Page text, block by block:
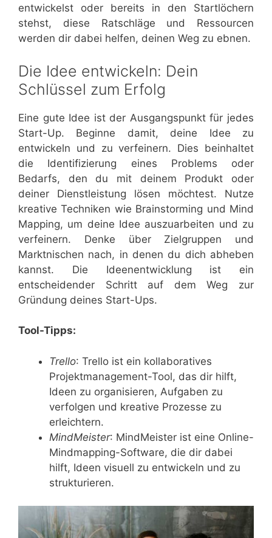
entwickelst oder bereits in den Startlöchern
stehst, diese Ratschläge und Ressourcen
werden dir dabei helfen, deinen Weg zu ebnen.
Die Idee entwickeln: Dein
Schlüssel zum Erfolg
Eine gute Idee ist der Ausgangspunkt für jedes
Start-Up. Beginne damit, deine Idee zu
entwickeln und zu verfeinern. Dies beinhaltet
die Identifizierung eines Problems oder
Bedarfs, den du mit deinem Produkt oder
deiner Dienstleistung lösen möchtest. Nutze
kreative Techniken wie Brainstorming und Mind
Mapping, um deine Idee auszuarbeiten und zu
verfeinern. Denke über Zielgruppen und
Marktnischen nach, in denen du dich abheben
kannst. Die Ideenentwicklung ist ein
entscheidender Schritt auf dem Weg zur
Gründung deines Start-Ups.
Tool-Tipps:
Trello: Trello ist ein kollaboratives
Projektmanagement-Tool, das dir hilft,
Ideen zu organisieren, Aufgaben zu
verfolgen und kreative Prozesse zu
erleichtern.
MindMeister: MindMeister ist eine Online-
Mindmapping-Software, die dir dabei
hilft, Ideen visuell zu entwickeln und zu
strukturieren.